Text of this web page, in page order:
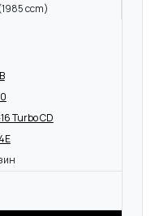
ccm)
Turbo CD